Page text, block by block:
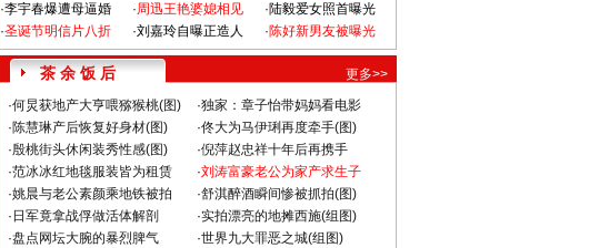
·李宇春爆遭母逼婚
·圣诞节明信片八折
·周迅王艳婆媳相见
·刘嘉玲自曝正造人
·陆毅爱女照首曝光
·陈好新男友被曝光
茶 余 饭 后
更多>>
·何炅获地产大亨喂猕猴桃(图) ·独家：章子怡带妈妈看电影
·陈慧琳产后恢复好身材(图) ·佟大为马伊琍再度牵手(图)
·殷桃街头休闲装秀性感(图) ·倪萍赵忠祥十年后再携手
·范冰冰红地毯服装皆为租赁 ·刘涛富豪老公为家产求生子
·姚晨与老公素颜乘地铁被拍 ·舒淇醉酒瞬间惨被抓拍(图)
· 日军竟拿战俘做活体解剖 ·实拍漂亮的地摊西施(组图)
·盘点网坛大腕的暴烈脾气 ·世界九大罪恶之城(组图)